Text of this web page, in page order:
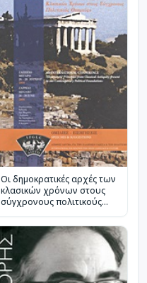
Οι δημοκρατικές αρχές των
κλασικών χρόνων στους
σύγχρονους πολιτικούς